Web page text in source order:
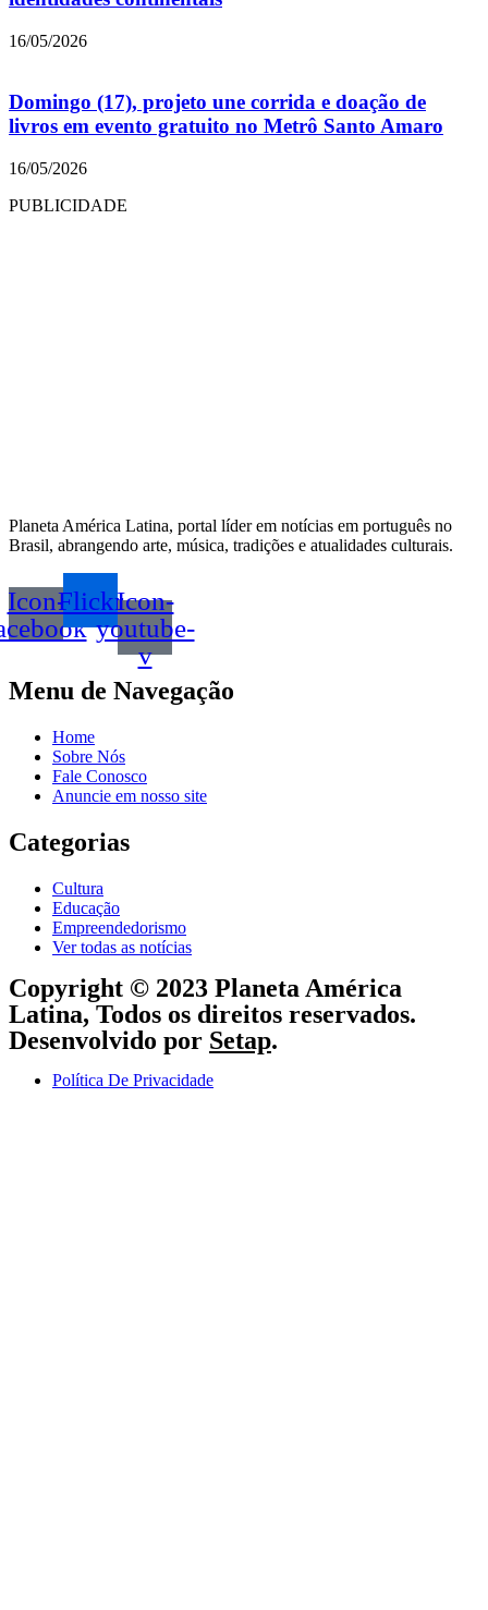
16/05/2026
Domingo (17), projeto une corrida e doação de
livros em evento gratuito no Metrô Santo Amaro
16/05/2026
PUBLICIDADE
Planeta América Latina, portal líder em notícias em português no
Brasil, abrangendo arte, música, tradições e atualidades culturais.
Icon-FlickrIcon-
youtube-
v
Menu de Navegação
Home
Sobre Nós
Fale Conosco
Anuncie em nosso site
Categorias
Cultura
Educação
Empreendedorismo
Ver todas as notícias
Copyright © 2023 Planeta América
Latina, Todos os direitos reservados.
Desenvolvido por Setap.
Política De Privacidade